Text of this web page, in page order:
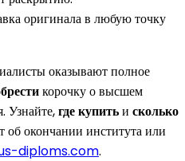
оригинала в любую точку
оказывают полное
корочку о высшем
Узнайте,где купитьи сколько
окончании института или
diploms.com.